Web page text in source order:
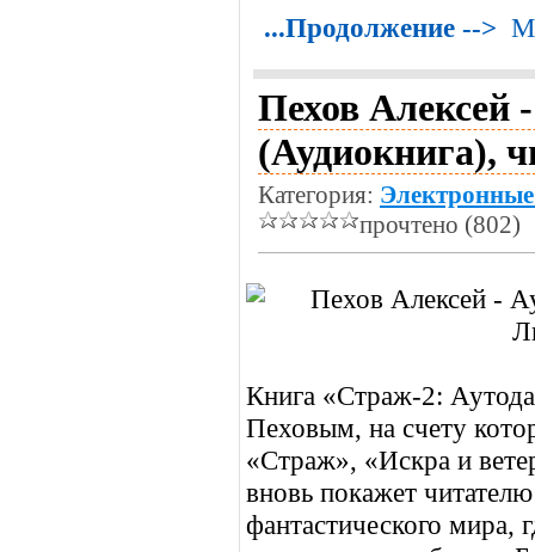
...Продолжение -->
Пехов Алексей
(Аудиокнига),
Категория:
прочтено (802)
Книга «Страж-2:
Пеховым, на счету
«Страж», «Искра и
вновь покажет
фантастического мира,